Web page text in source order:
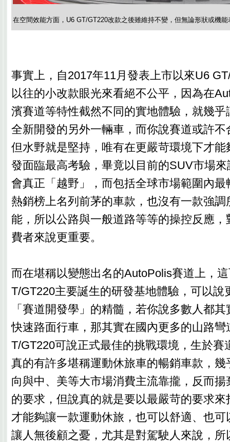
在空間效能方面，U6 GT/GT220改款之後雖維持不變，但無論形狀或機
事實上，自2017年11月發表上市以來U6
以往的小改款眼光來看絕不公平，因為在
濱賽道等特性截然不同的實地體驗，就幾
全新開發的另外一輛車，而你說賽道或許
但水野就是堅持，唯有在更嚴苛環境下才
發面臨最高考驗，畢竟以目前的SUV市場
會真正「越野」，而包括全球市場範圍內
熱銷榜上名列前茅的車款，也沒有一款強
能，所以公路與一般道路等等的操控反應
費者來說更重要。
而在堪稱以變態出名的AutoPolis賽道上，
T/GT220主要誕生的研發基地體驗，可以說
「賽道開發學」的精髓，若你說多數人都
快速路面行車，那其實在國內更多的山路
T/GT220可說正式最佳的挑戰環境，生於賽
真的有許多堪稱運動休旅車的暢銷車款，
向與中、美等大市場消費主流靠攏，反而
的要求，但說真的就是要以最嚴苛的要求
才能夠讓一款運動休旅，也可以舒適、也
讓人無後顧之憂，尤其是對駕駛人來說，